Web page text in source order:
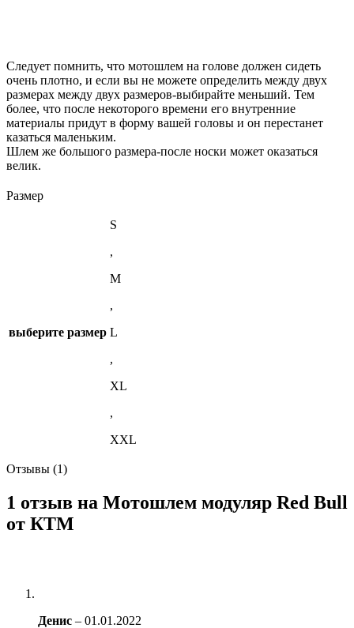
Следует помнить, что мотошлем на голове должен сидеть
очень плотно, и если вы не можете определить между двух
размерах между двух размеров-выбирайте меньший. Тем
более, что после некоторого времени его внутренние
материалы придут в форму вашей головы и он перестанет
казаться маленьким.
Шлем же большого размера-после носки может оказаться
велик.
Размер
выберите размер
S
,
M
,
L
,
XL
,
XXL
Отзывы (1)
1 отзыв на Мотошлем модуляр Red Bull
от КТМ
Денис – 01.01.2022